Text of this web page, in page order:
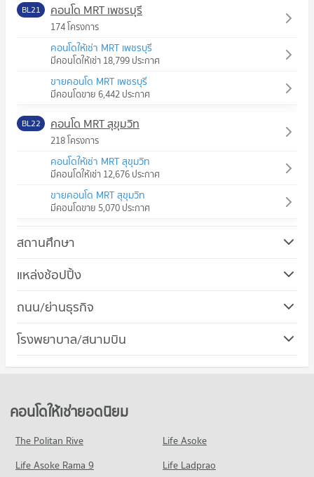
BL21 คอนโด MRT เพชรบุรี
174 โครงการ
คอนโดให้เช่า MRT เพชรบุรี
มีคอนโดให้เช่า 18,799 ประกาศ
ขายคอนโด MRT เพชรบุรี
มีคอนโดขาย 6,442 ประกาศ
BL22 คอนโด MRT สุขุมวิท
218 โครงการ
คอนโดให้เช่า MRT สุขุมวิท
มีคอนโดให้เช่า 12,676 ประกาศ
ขายคอนโด MRT สุขุมวิท
มีคอนโดขาย 5,070 ประกาศ
สถานศึกษา
คอนโด ม.ศรีนครินทรวิโรฒ วิทยาเขตประสานมิตร
คอนโดให้เช่า ม.ศรีนครินทรวิโรฒ วิทยาเขตประสานมิตร
ขายคอนโด ม.ศรีนครินทรวิโรฒ วิทยาเขตประสานมิตร
1,028 โครงการ
คอนโดให้เช่า วิทยาลัยเสนาธิการทหาร
มีคอนโดให้เช่า 54,999 ประกาศ
มีคอนโดขาย 20,418 ประกาศ
แหล่งช้อปปิ้ง
คอนโด โรบินสัน สุขุมวิท
คอนโดให้เช่า โรบินสัน สุขุมวิท
คอนโด เทอมินอล 21 อโศก
มีคอนโดให้เช่า 30,879 ประกาศ
ถนน/ย่านธุรกิจ
คอนโด เขตวัฒนา
คอนโดให้เช่า เขตวัฒนา
ขายคอนโด เขตวัฒนา
มีคอนโดขาย 13,669 ประกาศ
คอนโด ถนนวิทยุ
212 โครงการ
โรงพยาบาล/สนามบิน
คอนโด รพ.จักษุรัตนิน
คอนโดให้เช่า รพ.จักษุรัตนิน
มีคอนโดให้เช่า 29,202 ประกาศ
ขายคอนโด รพ.จักษุรัตนิน
คอนโดให้เช่ายอดนิยม
The Politan Rive
Life Asoke
Life Asoke Rama 9
Life Ladprao